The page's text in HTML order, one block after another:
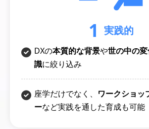
1 実践的
DXの本質的な背景や世の中の
識に絞り込み
座学だけでなく、 ワークショッ
ーなど実践を通した育成も可能